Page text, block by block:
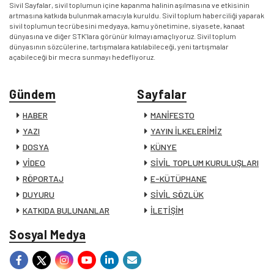
Sivil Sayfalar, sivil toplumun içine kapanma halinin aşılmasına ve etkisinin
artmasına katkıda bulunmak amacıyla kuruldu. Sivil toplum haberciliği yaparak
sivil toplumun tecrübesini medyaya, kamu yönetimine, siyasete, kanaat
dünyasına ve diğer STK’lara görünür kılmayı amaçlıyoruz. Sivil toplum
dünyasının sözcülerine, tartışmalara katılabileceği, yeni tartışmalar
açabileceği bir mecra sunmayı hedefliyoruz.
Gündem
HABER
YAZI
DOSYA
VİDEO
RÖPORTAJ
DUYURU
KATKIDA BULUNANLAR
Sayfalar
MANİFESTO
YAYIN İLKELERİMİZ
KÜNYE
SİVİL TOPLUM KURULUŞLARI
E-KÜTÜPHANE
SİVİL SÖZLÜK
İLETİŞİM
Sosyal Medya